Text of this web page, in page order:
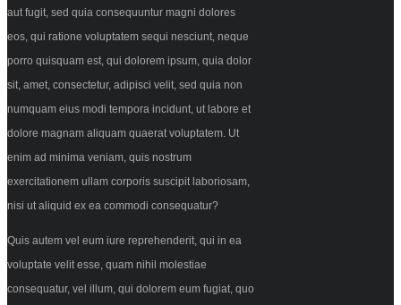
aut fugit, sed quia consequuntur magni dolores
eos, qui ratione voluptatem sequi nesciunt, neque
porro quisquam est, qui dolorem ipsum, quia dolor
sit, amet, consectetur, adipisci velit, sed quia non
numquam eius modi tempora incidunt, ut labore et
dolore magnam aliquam quaerat voluptatem. Ut
enim ad minima veniam, quis nostrum
exercitationem ullam corporis suscipit laboriosam,
nisi ut aliquid ex ea commodi consequatur?
Quis autem vel eum iure reprehenderit, qui in ea
voluptate velit esse, quam nihil molestiae
consequatur, vel illum, qui dolorem eum fugiat, quo